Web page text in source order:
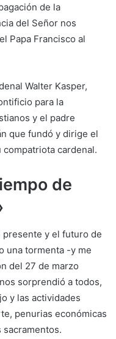
de la
del Señor nos
Papa Francisco al
Walter Kasper,
para la
y el padre
que fundó y dirige el
cardenal.
de
presente y el futuro de
una tormenta -y me
del 27 de marzo
sorprendió a todos,
y las actividades
penurias económicas
sacramentos.